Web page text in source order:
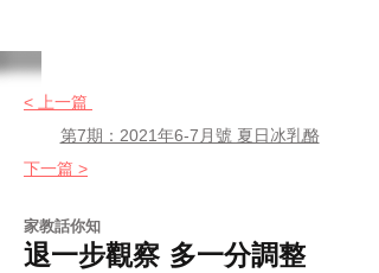
< 上一篇
第7期：2021年6-7月號 夏日冰乳酪
下一篇 >
​家教話你知
退一步觀察 多一分調整